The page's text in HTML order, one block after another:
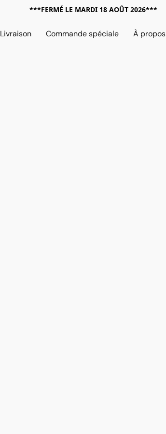
***FERMÉ LE MARDI 18 AOÛT 2026***
Livraison Commande spéciale À propos